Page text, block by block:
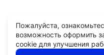
Пожалуйста,
возможность оформить
cookie для улучшения